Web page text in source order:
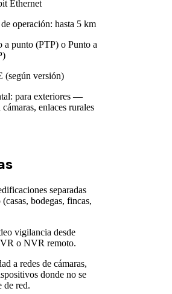
Ethernet
operación: hasta 5 km
a punto (PTP) o Punto a
(según versión)
para exteriores —
enlaces rurales
separadas
bodegas, fincas,
vigilancia desde
o NVR remoto.
a redes de cámaras,
donde no se
de red.